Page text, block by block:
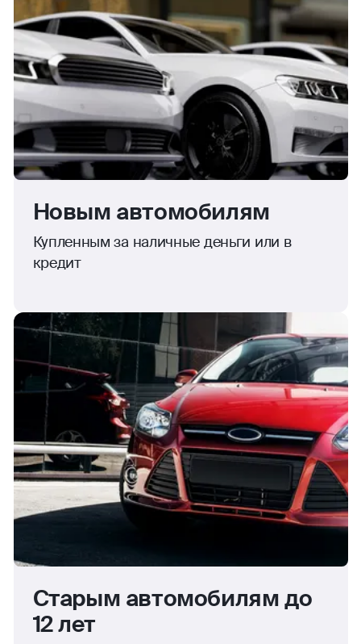
Новым автомобилям
Купленным за наличные деньги или в
кредит
Старым автомобилям до
12 лет